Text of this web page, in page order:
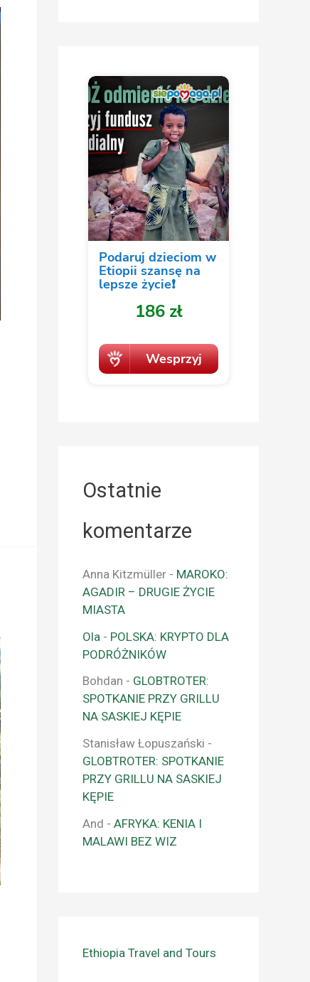
Ostatnie
komentarze
Anna Kitzmüller - MAROKO:
AGADIR – DRUGIE ŻYCIE
MIASTA
Ola - POLSKA: KRYPTO DLA
PODRÓŻNIKÓW
Bohdan - GLOBTROTER:
SPOTKANIE PRZY GRILLU
NA SASKIEJ KĘPIE
Stanisław Łopuszański -
GLOBTROTER: SPOTKANIE
PRZY GRILLU NA SASKIEJ
KĘPIE
And - AFRYKA: KENIA I
MALAWI BEZ WIZ
Ethiopia Travel and Tours